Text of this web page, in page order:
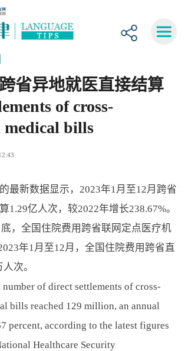
省异地就医直接结算
of cross-
bills
最新数据显示，2023年1月至12月跨省
1.29亿人次，较2022年增长238.67%。
，全国住院费用跨省联网定点医疗机
年1月至12月，全国住院费用跨省直
次。
of direct settlements of cross-
bills reached 129 million, an annual
percent, according to the latest figures
Healthcare Security